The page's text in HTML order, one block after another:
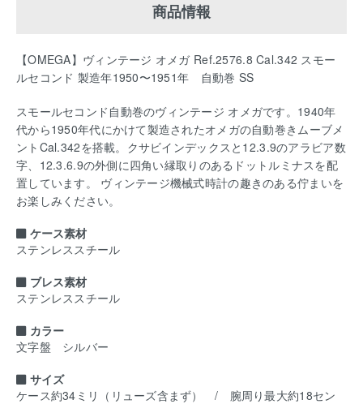
商品情報
【OMEGA】ヴィンテージ オメガ Ref.2576.8 Cal.342 スモー
ルセコンド 製造年1950〜1951年 自動巻 SS
スモールセコンド自動巻のヴィンテージ オメガです。1940年
代から1950年代にかけて製造されたオメガの自動巻きムーブメ
ントCal.342を搭載。クサビインデックスと12.3.9のアラビア数
字、12.3.6.9の外側に四角い縁取りのあるドットルミナスを配
置しています。 ヴィンテージ機械式時計の趣きのある佇まいを
お楽しみください。
ケース素材
ステンレススチール
ブレス素材
ステンレススチール
カラー
文字盤 シルバー
サイズ
ケース約34ミリ（リューズ含まず） / 腕周り最大約18セン